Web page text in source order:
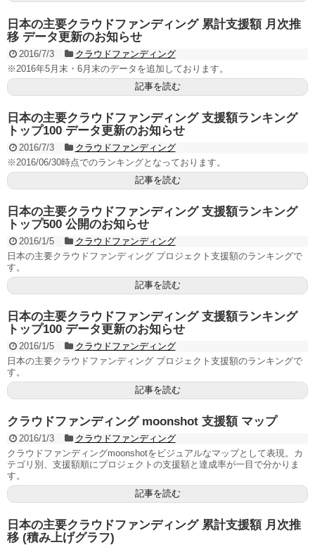
日本の主要クラウドファンディング 累計支援額 月次推
移 データ更新のお知らせ
2016/7/3
クラウドファンディング
※2016年5月末・6月末のデータを追加しております。
記事を読む
日本の主要クラウドファンディング 支援額ランキング
トップ100 データ更新のお知らせ
2016/7/3
クラウドファンディング
※2016/06/30時点でのランキングとなっております。
記事を読む
日本の主要クラウドファンディング 支援額ランキング
トップ500 公開のお知らせ
2016/1/5
クラウドファンディング
日本の主要クラウドファンディング プロジェクト支援額のランキングで
す。
記事を読む
日本の主要クラウドファンディング 支援額ランキング
トップ100 データ更新のお知らせ
2016/1/5
クラウドファンディング
日本の主要クラウドファンディング プロジェクト支援額のランキングで
す。
記事を読む
クラウドファンディング moonshot 支援額 マップ
2016/1/3
クラウドファンディング
クラウドファンディングmoonshotをビジュアルなマップとして表現。カ
テゴリ別、支援額順にプロジェクトの支援額と達成率が一目で分かりま
す。
記事を読む
日本の主要クラウドファンディング 累計支援額 月次推
移 (積み上げグラフ)